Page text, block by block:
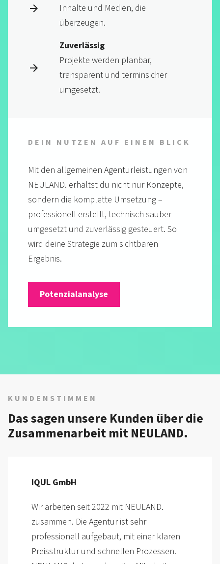
Inhalte und Medien, die
überzeugen.
Zuverlässig
Projekte werden planbar,
transparent und terminsicher
umgesetzt.
DEIN NUTZEN AUF EINEN BLICK
Mit den allgemeinen Agenturleistungen von
NEULAND. erhältst du nicht nur Konzepte,
sondern die komplette Umsetzung –
professionell erstellt, technisch sauber
umgesetzt und zuverlässig gesteuert. So
wird deine Strategie zum sichtbaren
Ergebnis.
Potenzialanalyse
KUNDENSTIMMEN
Das sagen unsere Kunden über die
Zusammen­arbeit mit NEULAND.
PASS GmbH & Co. KG